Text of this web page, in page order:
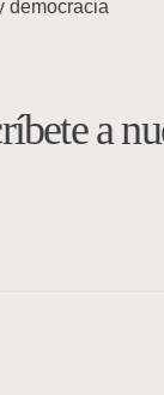
democracia
a